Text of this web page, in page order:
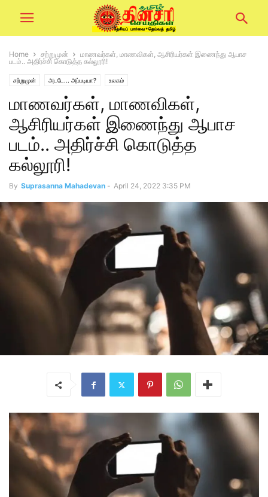
Home சற்றுமுன்
மாணவர்கள், மாணவிகள், ஆசிரியர்கள் இணைந்து ஆபாச
படம்.. அதிர்ச்சி கொடுத்த கல்லூரி!
சற்றுமுன் அடடே... அப்படியா? உலகம்
மாணவர்கள், மாணவிகள்,
ஆசிரியர்கள் இணைந்து ஆபாச
படம்.. அதிர்ச்சி கொடுத்த
கல்லூரி!
By Suprasanna Mahadevan - April 24, 2022 3:35 PM